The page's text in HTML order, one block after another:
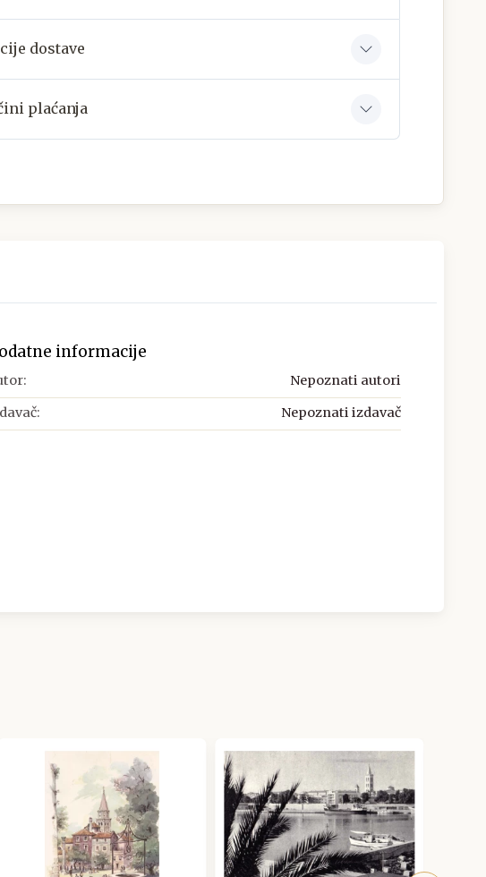
dostave
plaćanja
informacije
Nepoznati autori
Nepoznati izdavač